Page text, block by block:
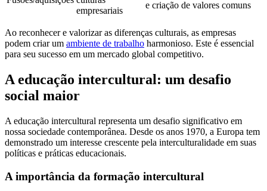
empresariais
e criação de valores comuns
Ao reconhecer e valorizar as diferenças culturais, as empresas
podem criar um ambiente de trabalho harmonioso. Este é essencial
para seu sucesso em um mercado global competitivo.
A educação intercultural: um desafio
social maior
A educação intercultural representa um desafio significativo em
nossa sociedade contemporânea. Desde os anos 1970, a Europa tem
demonstrado um interesse crescente pela interculturalidade em suas
políticas e práticas educacionais.
A importância da formação intercultural